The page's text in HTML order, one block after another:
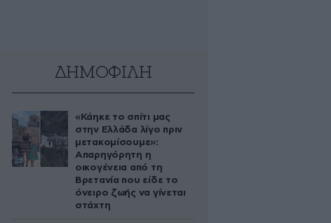
ΔΗΜΟΦΙΛΗ
«Κάηκε το σπίτι μας
στην Ελλάδα λίγο πριν
μετακομίσουμε»:
Απαρηγόρητη η
οικογένεια από τη
Βρετανία που είδε το
όνειρο ζωής να γίνεται
στάχτη